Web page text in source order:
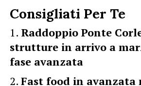
Consigliati Per Te
Raddoppio Ponte
strutture in arrivo a
fase avanzata
Fast food in avanzata